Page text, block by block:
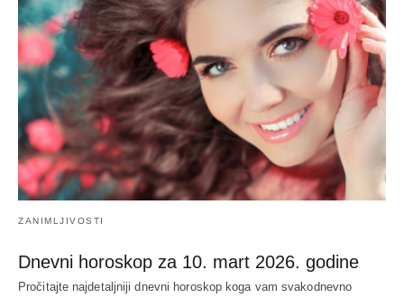
ZANIMLJIVOSTI
Dnevni horoskop za 10. mart 2026. godine
Pročitajte najdetaljniji dnevni horoskop koga vam svakodnevno